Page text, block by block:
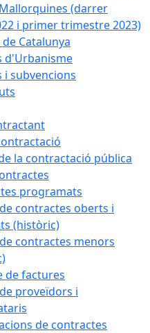
(darrer
i primer trimestre 2023)
Catalunya
d'Urbanisme
i subvencions
la contractació pública
programats
contractes oberts i
(històric)
contractes menors
de factures
proveïdors i
de contractes